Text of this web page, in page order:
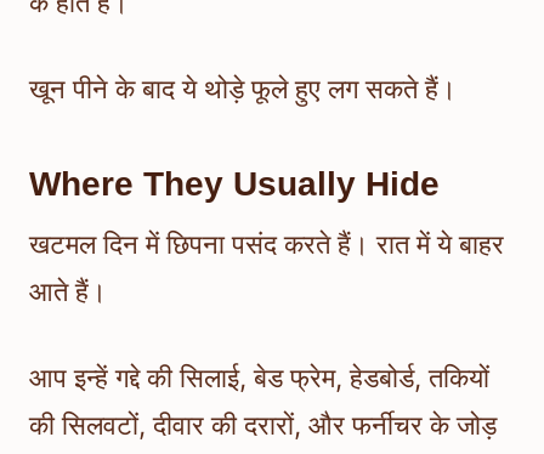
खून पीने के बाद ये थोड़े फूले हुए लग सकते हैं।
Where They Usually Hide
खटमल दिन में छिपना पसंद करते हैं। रात में ये बाहर
आते हैं।
आप इन्हें गद्दे की सिलाई, बेड फ्रेम, हेडबोर्ड, तकियों
की सिलवटों, दीवार की दरारों, और फर्नीचर के जोड़